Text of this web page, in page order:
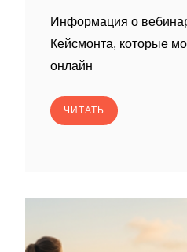
Информация о
Кейсмонта, которые
онлайн
ЧИТАТЬ